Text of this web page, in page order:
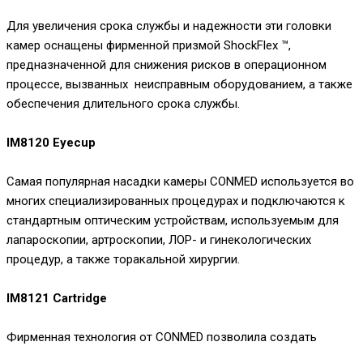
Для увеличения срока службы и надежности эти головки
камер оснащены фирменной призмой ShockFlex ™,
предназначенной для снижения рисков в операционном
процессе, вызванных неисправным оборудованием, а также
обеспечения длительного срока службы.
IM8120 Eyecup
Cамая популярная насадки камеры CONMED используется во
многих специализированных процедурах и подключаются к
стандартным оптическим устройствам, используемым для
лапароскопии, артроскопии, ЛОР- и гинекологических
процедур, а также торакальной хирургии.
IM8121 Cartridge
Фирменная технология от CONMED позволила создать